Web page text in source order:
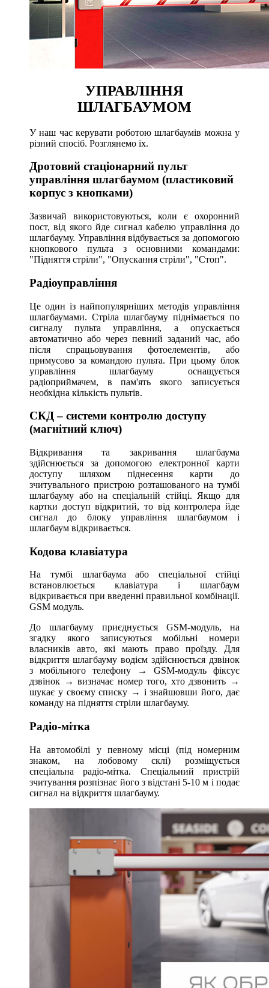
УПРАВЛІННЯ
ШЛАГБАУМОМ
У наш час керувати роботою шлагбаумів можна у
різний спосіб. Розглянемо їх.
Дротовий стаціонарний пульт
управління шлагбаумом (пластиковий
корпус з кнопками)
Зазвичай використовуються, коли є охоронний
пост, від якого йде сигнал кабелю управління до
шлагбауму. Управління відбувається за допомогою
кнопкового пульта з основними командами:
"Підняття стріли", "Опускання стріли", "Стоп".
Радіоуправління
Це один із найпопулярніших методів управління
шлагбаумами. Стріла шлагбауму піднімається по
сигналу пульта управління, а опускається
автоматично або через певний заданий час, або
після спрацьовування фотоелементів, або
примусово за командою пульта. При цьому блок
управління шлагбауму оснащується
радіоприймачем, в пам'ять якого записується
необхідна кількість пультів.
СКД – системи контролю доступу
(магнітний ключ)
Відкривання та закривання шлагбаума
здійснюється за допомогою електронної карти
доступу шляхом піднесення карти до
зчитувального пристрою розташованого на тумбі
шлагбауму або на спеціальній стійці. Якщо для
картки доступ відкритий, то від контролера йде
сигнал до блоку управління шлагбаумом і
шлагбаум відкривається.
Кодова клавіатура
На тумбі шлагбаума або спеціальної стійці
встановлюється клавіатура і шлагбаум
відкривається при введенні правильної комбінації.
GSM модуль.
До шлагбауму приєднується GSM-модуль, на
згадку якого записуються мобільні номери
власників авто, які мають право проїзду. Для
відкриття шлагбауму водієм здійснюється дзвінок
з мобільного телефону → GSM-модуль фіксує
дзвінок → визначає номер того, хто дзвонить →
шукає у своєму списку → і знайшовши його, дає
команду на підняття стріли шлагбауму.
Радіо-мітка
На автомобілі у певному місці (під номерним
знаком, на лобовому склі) розміщується
спеціальна радіо-мітка. Спеціальний пристрій
зчитування розпізнає його з відстані 5-10 м і подає
сигнал на відкриття шлагбауму.